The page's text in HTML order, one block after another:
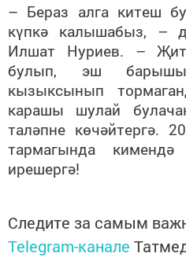
– Бераз алга китеш
күпкә калышабыз, –
Илшат Нуриев. –
булып, эш
кызыксынып
карашы шулай
таләпне көчәйтергә.
тармагында
ирешергә!
Следите за самым
Telegram-канале